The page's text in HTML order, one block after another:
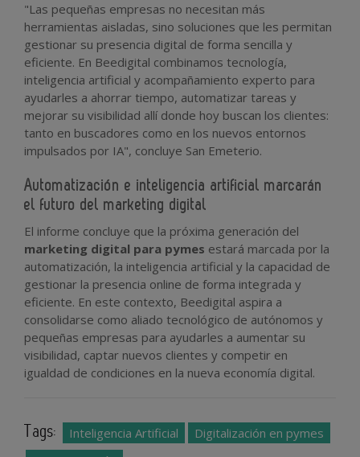
"Las pequeñas empresas no necesitan más
herramientas aisladas, sino soluciones que les permitan
gestionar su presencia digital de forma sencilla y
eficiente. En Beedigital combinamos tecnología,
inteligencia artificial y acompañamiento experto para
ayudarles a ahorrar tiempo, automatizar tareas y
mejorar su visibilidad allí donde hoy buscan los clientes:
tanto en buscadores como en los nuevos entornos
impulsados por IA", concluye San Emeterio.
Automatización e inteligencia artificial marcarán
el futuro del marketing digital
El informe concluye que la próxima generación del
marketing digital para pymes estará marcada por la
automatización, la inteligencia artificial y la capacidad de
gestionar la presencia online de forma integrada y
eficiente. En este contexto, Beedigital aspira a
consolidarse como aliado tecnológico de autónomos y
pequeñas empresas para ayudarles a aumentar su
visibilidad, captar nuevos clientes y competir en
igualdad de condiciones en la nueva economía digital.
Tags: Inteligencia Artificial
Digitalización en pymes